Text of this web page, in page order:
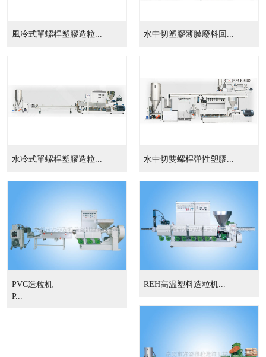
風冷式單螺桿塑膠造粒... 水中切塑膠薄膜廢料回...
水冷式單螺桿塑膠造粒... 水中切雙螺桿弹性塑膠...
PVC造粒机
P...
REH高温塑料造粒机...